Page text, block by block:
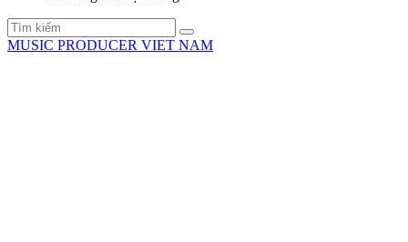
MUSIC PRODUCER VIET NAM